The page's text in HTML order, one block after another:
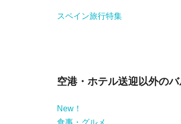
スペイン旅行特集
空港・ホテル送迎以外の
New！
食事・グルメ